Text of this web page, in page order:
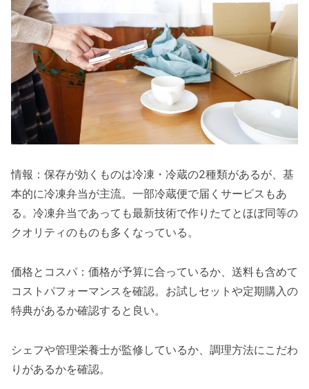
情報：保存が効くものは冷凍・冷蔵の2種類があるが、基
本的に冷凍弁当が主流。一部冷蔵便で届くサービスもあ
る。冷凍弁当であっても最新技術で作りたてとほぼ同等の
クオリティのものも多くなっている。
価格とコスパ：価格が予算に合っているか、送料も含めて
コストパフォーマンスを確認。お試しセットや定期購入の
特典があるか確認すると良い。
シェフや管理栄養士が監修しているか、調理方法にこだわ
りがあるかを確認。